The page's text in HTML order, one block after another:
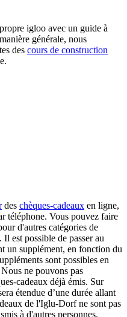
igloo avec un guide à
générale, nous
des cours de construction
des chèques-cadeaux en ligne,
téléphone. Vous pouvez faire
d'autres catégories de
Il est possible de passer au
un supplément, en fonction du
sont possibles en
ne pouvons pas
cadeaux déjà émis. Sur
étendue d’une durée allant
de l'Iglu-Dorf ne sont pas
à d'autres personnes.